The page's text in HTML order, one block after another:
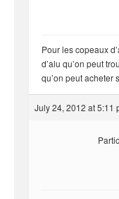
Pour les copeaux
d’alu qu’on peut
qu’on peut acheter
July 24, 2012 at 5:11